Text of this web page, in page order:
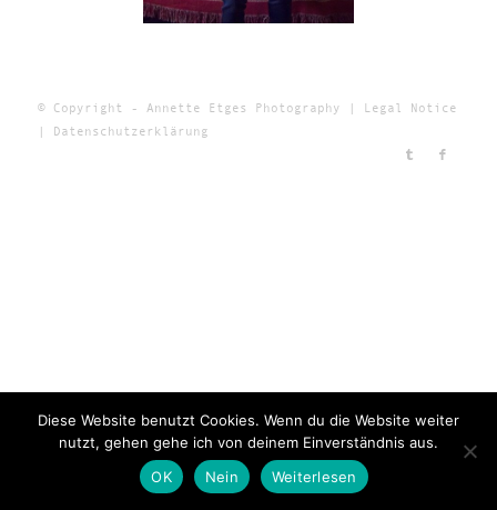
© Copyright - Annette Etges Photography |
Legal Notice
|
Datenschutzerklärung
Diese Website benutzt Cookies. Wenn du die Website weiter
nutzt, gehen gehe ich von deinem Einverständnis aus.
OK
Nein Weiterlesen